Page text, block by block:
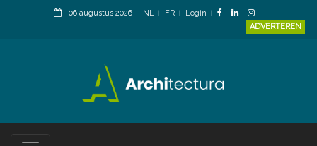
06 augustus 2026 NL FR
Login
ADVERTEREN